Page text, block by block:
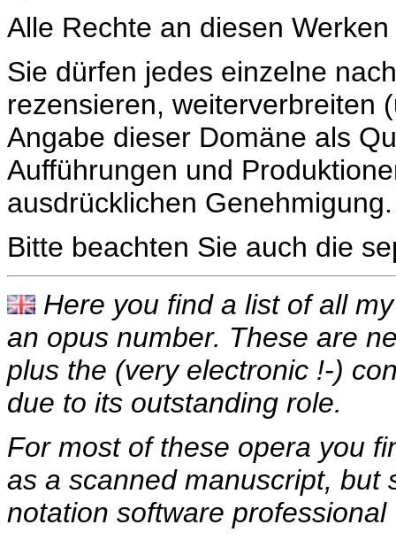
Alle Rechte an diesen
Sie dürfen jedes einzelne
rezensieren, weiterverbreiten
Angabe dieser Domäne als
Aufführungen und
ausdrücklichen Genehmigung.
Bitte beachten Sie auch die
Here you find a list of all
an opus number. These are
plus the (very electronic !-)
due to its outstanding role.
For most of these opera you
as a scanned manuscript, but
notation software professional